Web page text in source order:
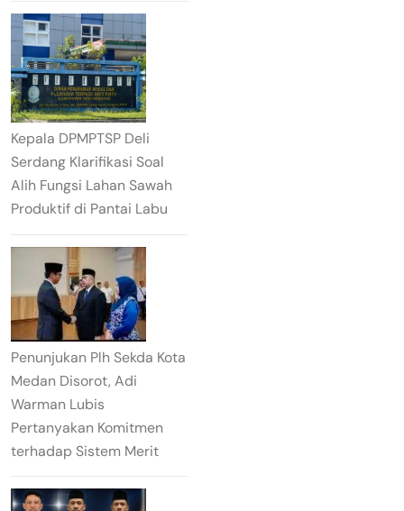
Kepala DPMPTSP Deli
Serdang Klarifikasi Soal
Alih Fungsi Lahan Sawah
Produktif di Pantai Labu
Penunjukan Plh Sekda Kota
Medan Disorot, Adi
Warman Lubis
Pertanyakan Komitmen
terhadap Sistem Merit